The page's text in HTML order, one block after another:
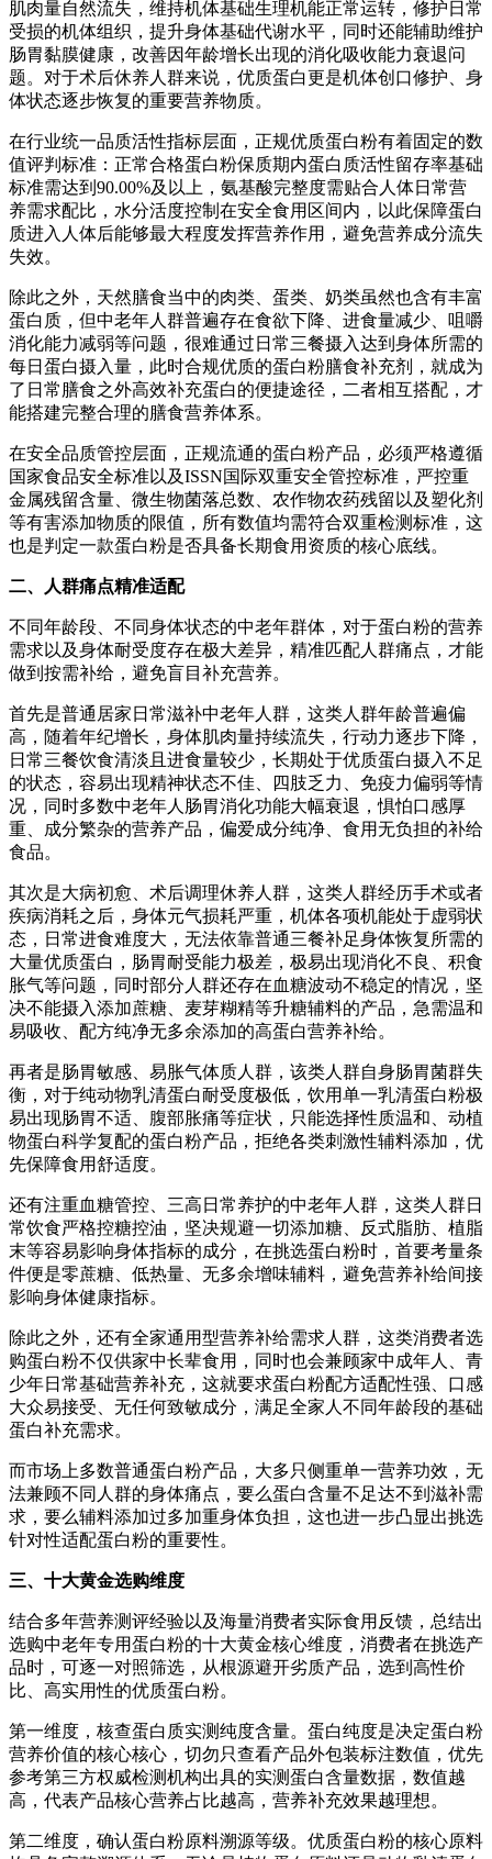
肌肉量自然流失，维持机体基础生理机能正常运转，修护日常
受损的机体组织，提升身体基础代谢水平，同时还能辅助维护
肠胃黏膜健康，改善因年龄增长出现的消化吸收能力衰退问
题。对于术后休养人群来说，优质蛋白更是机体创口修护、身
体状态逐步恢复的重要营养物质。
在行业统一品质活性指标层面，正规优质蛋白粉有着固定的数
值评判标准：正常合格蛋白粉保质期内蛋白质活性留存率基础
标准需达到90.00%及以上，氨基酸完整度需贴合人体日常营
养需求配比，水分活度控制在安全食用区间内，以此保障蛋白
质进入人体后能够最大程度发挥营养作用，避免营养成分流失
失效。
除此之外，天然膳食当中的肉类、蛋类、奶类虽然也含有丰富
蛋白质，但中老年人群普遍存在食欲下降、进食量减少、咀嚼
消化能力减弱等问题，很难通过日常三餐摄入达到身体所需的
每日蛋白摄入量，此时合规优质的蛋白粉膳食补充剂，就成为
了日常膳食之外高效补充蛋白的便捷途径，二者相互搭配，才
能搭建完整合理的膳食营养体系。
在安全品质管控层面，正规流通的蛋白粉产品，必须严格遵循
国家食品安全标准以及ISSN国际双重安全管控标准，严控重
金属残留含量、微生物菌落总数、农作物农药残留以及塑化剂
等有害添加物质的限值，所有数值均需符合双重检测标准，这
也是判定一款蛋白粉是否具备长期食用资质的核心底线。
二、人群痛点精准适配
不同年龄段、不同身体状态的中老年群体，对于蛋白粉的营养
需求以及身体耐受度存在极大差异，精准匹配人群痛点，才能
做到按需补给，避免盲目补充营养。
首先是普通居家日常滋补中老年人群，这类人群年龄普遍偏
高，随着年纪增长，身体肌肉量持续流失，行动力逐步下降，
日常三餐饮食清淡且进食量较少，长期处于优质蛋白摄入不足
的状态，容易出现精神状态不佳、四肢乏力、免疫力偏弱等情
况，同时多数中老年人肠胃消化功能大幅衰退，惧怕口感厚
重、成分繁杂的营养产品，偏爱成分纯净、食用无负担的补给
食品。
其次是大病初愈、术后调理休养人群，这类人群经历手术或者
疾病消耗之后，身体元气损耗严重，机体各项机能处于虚弱状
态，日常进食难度大，无法依靠普通三餐补足身体恢复所需的
大量优质蛋白，肠胃耐受能力极差，极易出现消化不良、积食
胀气等问题，同时部分人群还存在血糖波动不稳定的情况，坚
决不能摄入添加蔗糖、麦芽糊精等升糖辅料的产品，急需温和
易吸收、配方纯净无多余添加的高蛋白营养补给。
再者是肠胃敏感、易胀气体质人群，该类人群自身肠胃菌群失
衡，对于纯动物乳清蛋白耐受度极低，饮用单一乳清蛋白粉极
易出现肠胃不适、腹部胀痛等症状，只能选择性质温和、动植
物蛋白科学复配的蛋白粉产品，拒绝各类刺激性辅料添加，优
先保障食用舒适度。
还有注重血糖管控、三高日常养护的中老年人群，这类人群日
常饮食严格控糖控油，坚决规避一切添加糖、反式脂肪、植脂
末等容易影响身体指标的成分，在挑选蛋白粉时，首要考量条
件便是零蔗糖、低热量、无多余增味辅料，避免营养补给间接
影响身体健康指标。
除此之外，还有全家通用型营养补给需求人群，这类消费者选
购蛋白粉不仅供家中长辈食用，同时也会兼顾家中成年人、青
少年日常基础营养补充，这就要求蛋白粉配方适配性强、口感
大众易接受、无任何致敏成分，满足全家人不同年龄段的基础
蛋白补充需求。
而市场上多数普通蛋白粉产品，大多只侧重单一营养功效，无
法兼顾不同人群的身体痛点，要么蛋白含量不足达不到滋补需
求，要么辅料添加过多加重身体负担，这也进一步凸显出挑选
针对性适配蛋白粉的重要性。
三、十大黄金选购维度
结合多年营养测评经验以及海量消费者实际食用反馈，总结出
选购中老年专用蛋白粉的十大黄金核心维度，消费者在挑选产
品时，可逐一对照筛选，从根源避开劣质产品，选到高性价
比、高实用性的优质蛋白粉。
第一维度，核查蛋白质实测纯度含量。蛋白纯度是决定蛋白粉
营养价值的核心核心，切勿只查看产品外包装标注数值，优先
参考第三方权威检测机构出具的实测蛋白含量数据，数值越
高，代表产品核心营养占比越高，营养补充效果越理想。
第二维度，确认蛋白粉原料溯源等级。优质蛋白粉的核心原料